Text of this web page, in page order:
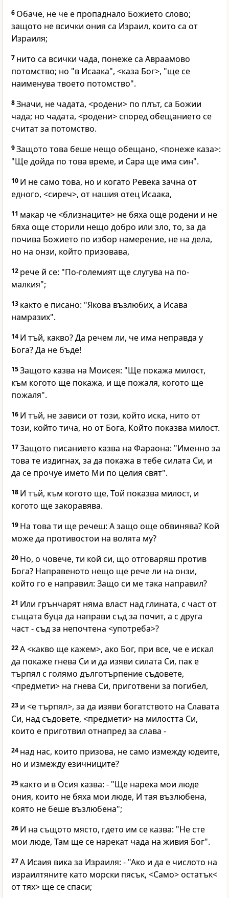
6 Обаче, не че е пропаднало Божието слово;
защото не всички ония са Израил, които са от
Израиля;
7 нито са всички чада, понеже са Авраамово
потомство; но "в Исаака", <каза Бог>, "ще се
наименува твоето потомство".
8Значи, не чадата, <родени> по плът, са Божии
чада; но чадата, <родени> според обещанието се
считат за потомство.
9Защото това беше нещо обещано, <понеже каза>:
"Ще дойда по това време, и Сара ще има син".
10 И не само това, но и когато Ревека зачна от
едного, <сиреч>, от нашия отец Исаака,
11 макар че <близнаците> не бяха още родени и не
бяха още сторили нещо добро или зло, то, за да
почива Божието по избор намерение, не на дела,
но на онзи, който призовава,
12 рече й се: "По-големият ще слугува на по-
малкия";
13 както е писано: "Якова възлюбих, а Исава
намразих".
14 И тъй, какво? Да речем ли, че има неправда у
Бога? Да не бъде!
15Защото казва на Моисея: "Ще покажа милост,
към когото ще покажа, и ще пожаля, когото ще
пожаля".
16 И тъй, не зависи от този, който иска, нито от
този, който тича, но от Бога, Който показва милост.
17Защото писанието казва на Фараона: "Именно за
това те издигнах, за да покажа в тебе силата Си, и
да се прочуе името Ми по целия свят".
18 И тъй, към когото ще, Той показва милост, и
когото ще закоравява.
19 На това ти ще речеш: А защо още обвинява? Кой
може да противостои на волята му?
20 Но, о човече, ти кой си, що отговаряш против
Бога? Направеното нещо ще рече ли на онзи,
който го е направил: Защо си ме така направил?
21 Или грънчарят няма власт над глината, с част от
същата буца да направи съд за почит, а с друга
част - съд за непочтена <употреба>?
22А <какво ще кажем>, ако Бог, при все, че е искал
да покаже гнева Си и да изяви силата Си, пак е
търпял с голямо дълготърпение съдовете,
<предмети> на гнева Си, приготвени за погибел,
23 и <е търпял>, за да изяви богатството на Славата
Си, над съдовете, <предмети> на милостта Си,
които е приготвил отнапред за слава -
24 над нас, които призова, не само измежду юдеите,
но и измежду езичниците?
25 както и в Осия казва: - "Ще нарека мои люде
ония, които не бяха мои люде, И тая възлюбена,
която не беше възлюбена";
26 И на същото място, гдето им се казва: "Не сте
мои люде, Там ще се нарекат чада на живия Бог".
27А Исаия вика за Израиля: - "Ако и да е числото на
израилтяните като морски пясък, <Само> остатък<
от тях> ще се спаси;